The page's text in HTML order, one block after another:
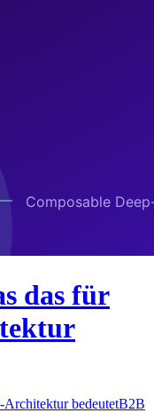
das für
Architektur bedeutetB2B